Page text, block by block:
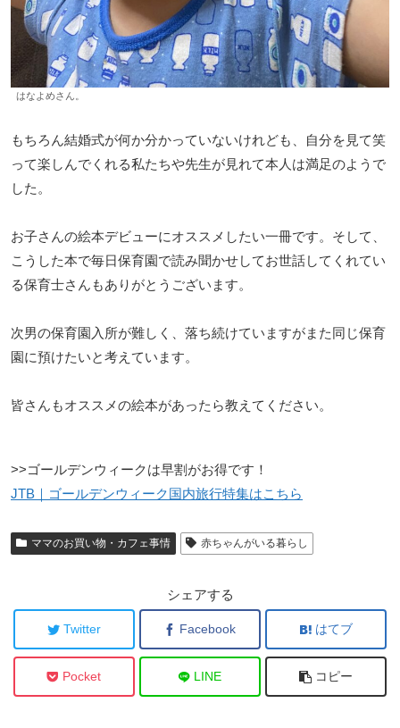
はなよめさん。
もちろん結婚式が何か分かっていないけれども、自分を見て笑
って楽しんでくれる私たちや先生が見れて本人は満足のようで
した。
お子さんの絵本デビューにオススメしたい一冊です。そして、
こうした本で毎日保育園で読み聞かせしてお世話してくれてい
る保育士さんもありがとうございます。
次男の保育園入所が難しく、落ち続けていますがまた同じ保育
園に預けたいと考えています。
皆さんもオススメの絵本があったら教えてください。
>>ゴールデンウィークは早割がお得です！
JTB｜ゴールデンウィーク国内旅行特集はこちら
ママのお買い物・カフェ事情 赤ちゃんがいる暮らし
シェアする
Twitter Facebook はてブ
Pocket LINE コピー